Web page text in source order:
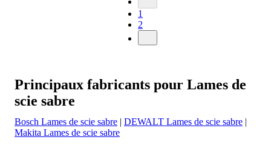
1
2
Principaux fabricants pour Lames de
scie sabre
Bosch Lames de scie sabre | DEWALT Lames de scie sabre |
Makita Lames de scie sabre